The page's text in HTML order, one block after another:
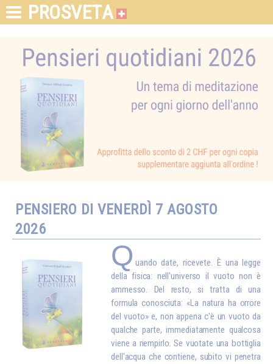
PROSVETA
PENSIERO DI VENERDÌ 7 AGOSTO
2026
Q uando date, ricevete. È una legge
della fisica: nell'universo il vuoto non è
ammesso. Del resto, si tratta di una
formula conosciuta: «La natura ha orrore
del vuoto» e, non appena c'è un vuoto da
qualche parte, immediatamente qualcosa
viene a riempirlo. Se vuotate una bottiglia
dell'acqua che contiene, subito vi penetra